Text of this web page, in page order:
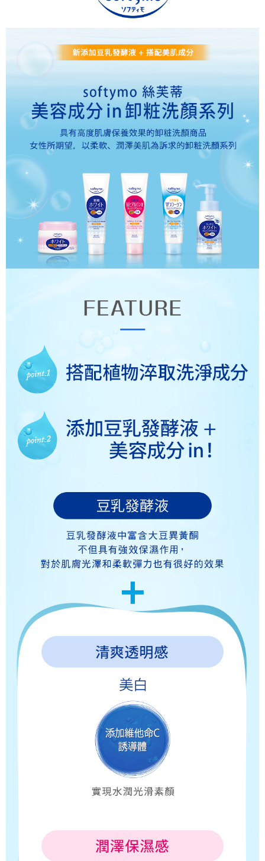
５．嚴禁一人註冊多個帳號或使用他人資訊註冊。若發現惡意使用之情形，
恩沛科技股份有限公司將有權停止該用戶之使用額度並採取法律行動。
每筆NT$80，滿NT$290(含以上)免運費